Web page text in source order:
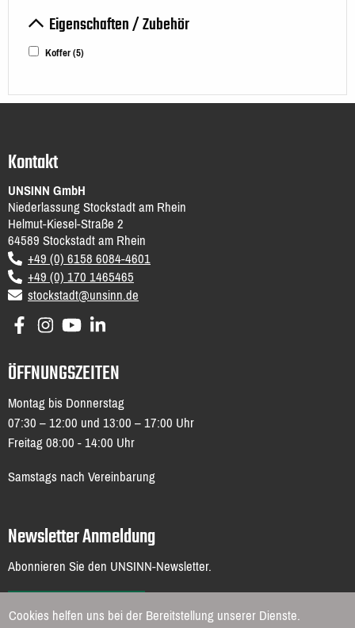
Eigenschaften / Zubehör
Koffer(5)
Kontakt
UNSINN GmbH
Niederlassung Stockstadt am Rhein
Helmut-Kiesel-Straße 2
64589Stockstadt am Rhein
DE +49 (0) 6158 6084-4601
+49 (0) 170 1465465
email
stockstadt@unsinn.de
ÖFFNUNGSZEITEN
Montag bis Donnerstag
07:30 – 12:00 und 13:00 – 17:00 Uhr
Freitag 08:00 - 14:00 Uhr
Samstags nach Vereinbarung
Newsletter Anmeldung
Abonnieren Sie den UNSINN-Newsletter.
ZUR ANMELDUNG
Cookies helfen uns bei der Bereitstellung unserer Dienste.